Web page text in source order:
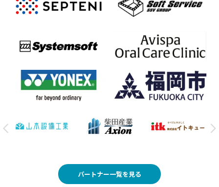
パートナー一覧を見る